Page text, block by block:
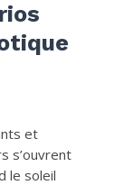
et
s’ouvrent
le soleil